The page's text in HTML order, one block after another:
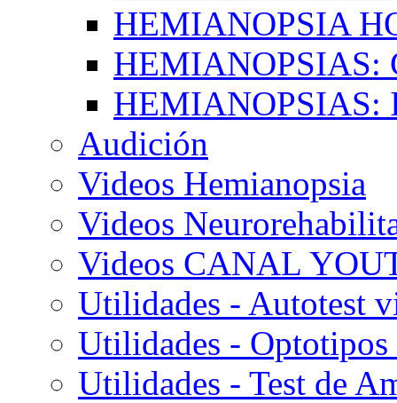
HEMIANOPSIA
HEMIANOPSIAS:
HEMIANOPSIAS:
Audición
Videos Hemianopsia
Videos
Videos CANAL
Utilidades - Autotest
Utilidades -
Utilidades - Test de